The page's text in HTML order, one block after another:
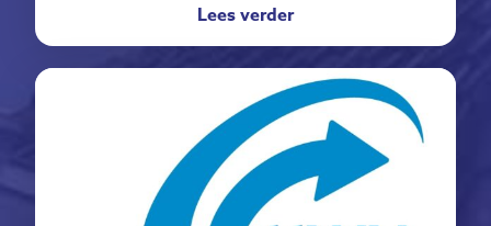
Lees verder